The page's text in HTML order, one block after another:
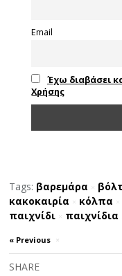
Email
Έχω διαβάσει
Χρήσης
Tags: βαρεμάρα
κακοκαιρία κόλπα
παιχνίδι παιχνίδια
« Previous ×
SHARE